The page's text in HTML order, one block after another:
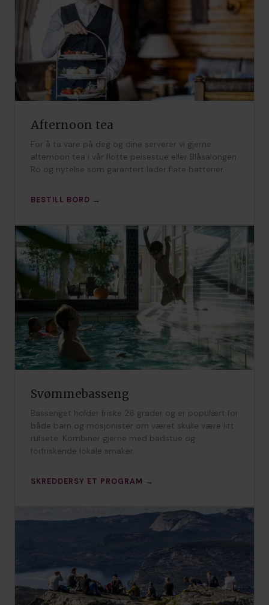
Afternoon tea
For å ta vare på deg og dine serverer vi gjerne
afternoon tea i vår flotte peisestue eller Blåsalongen.
Ro og nytelse som garantert lader flate batterier.
BESTILL BORD →
Svømmebasseng
Bassenget holder friske 26 grader og er populært for
både barn og mosjonister om været skulle være litt
rufsete. Kombiner gjerne med badstue og
forfriskende lokale smaker.
SKREDDERSY ET PROGRAM →